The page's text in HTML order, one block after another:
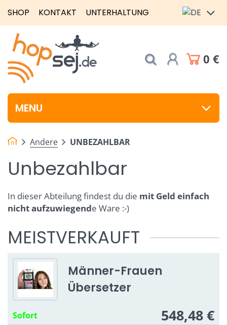
SHOP KONTAKT UNTERHALTUNG
0 €
MENU
Andere UNBEZAHLBAR
Unbezahlbar
In dieser Abteilung findest du die mit Geld einfach
nicht aufzuwiegende Ware :-)
MEISTVERKAUFT
Männer-Frauen
Übersetzer
Sofort 548,48 €